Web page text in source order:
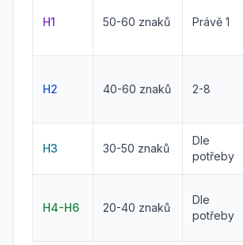
H1 50-60 znaků Právě 1
H2 40-60 znaků 2-8
H3 30-50 znaků
Dle
potřeby
H4-H6 20-40 znaků
Dle
potřeby